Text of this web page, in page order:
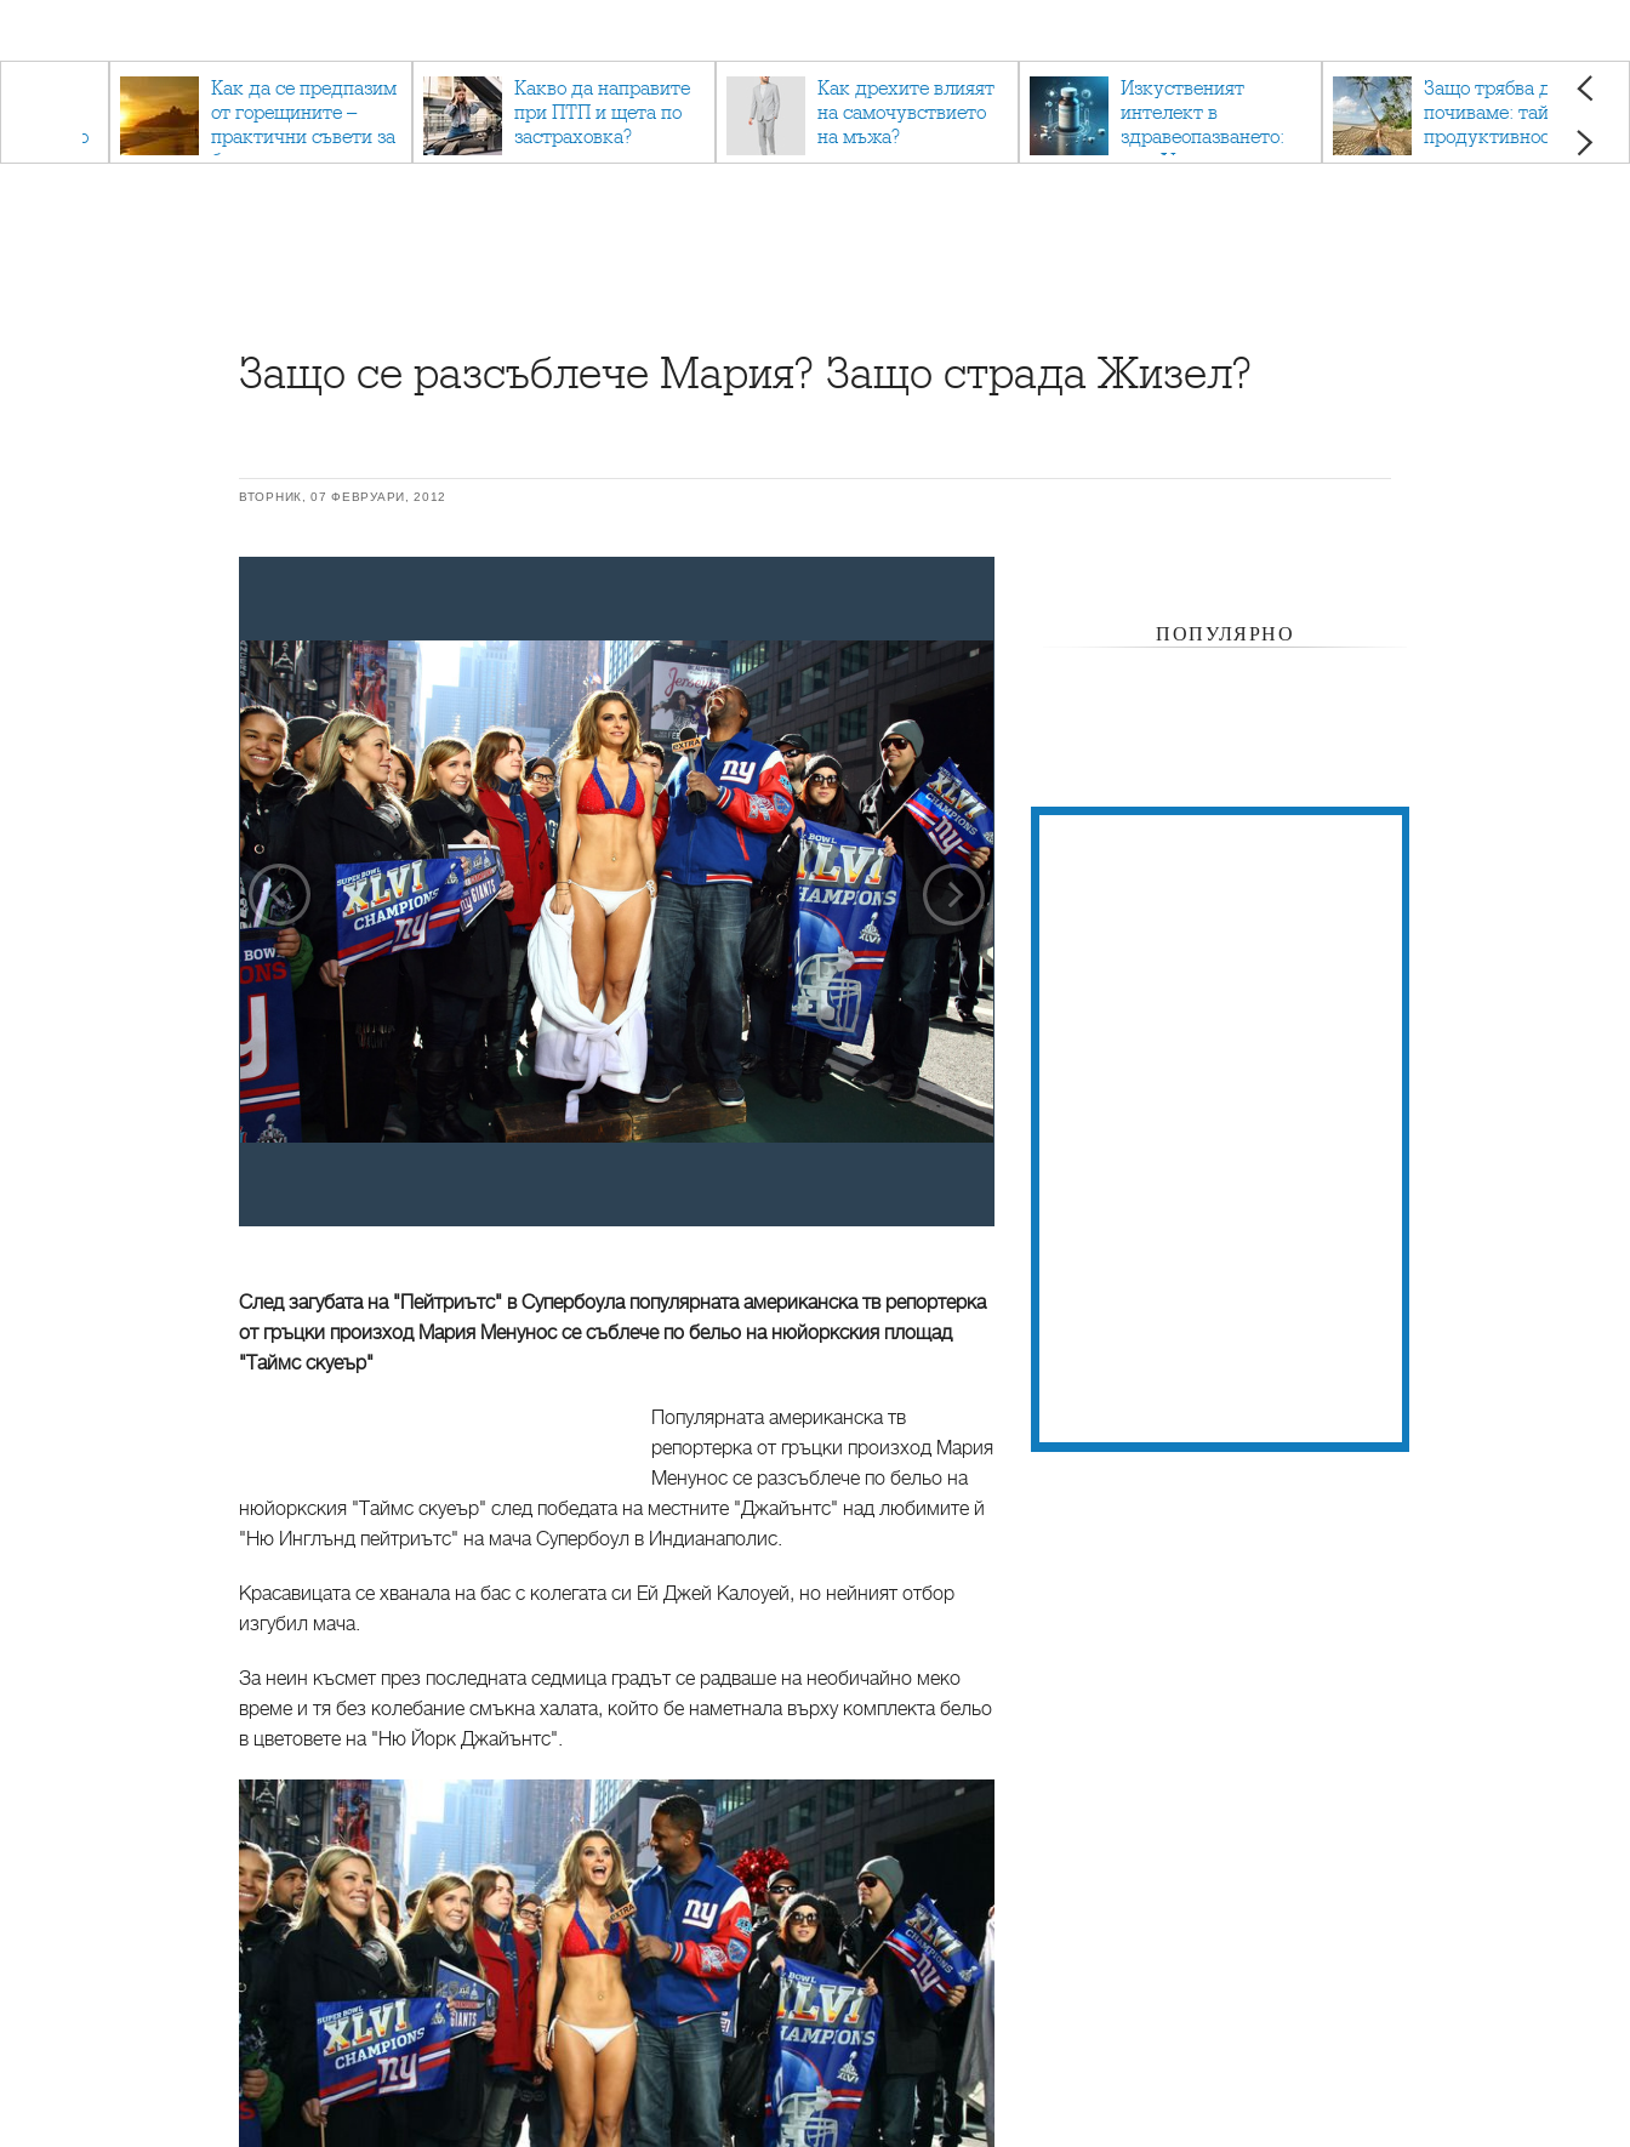
отново
Как да се предпазим
от горещините –
практични съвети за
безопасно лято
Какво да направите
при ПТП и щета по
застраховка?
Как дрехите влияят
на самочувствието
на мъжа?
Изкуственият
интелект в
здравеопазването:
как AI променя
Защо трябва да си
почиваме: тайната на
продуктивността,
здравето и добрия
Защо се разсъблече Мария? Защо страда Жизел?
ВТОРНИК, 07 ФЕВРУАРИ, 2012
След загубата на "Пейтриътс" в Супербоула популярната американска тв репортерка
от гръцки произход Мария Менунос се съблече по бельо на нюйоркския площад
"Таймс скуеър"
Популярната американска тв
репортерка от гръцки произход Мария
Менунос се разсъблече по бельо на
нюйоркския "Таймс скуеър" след победата на местните "Джайънтс" над любимите й
"Ню Инглънд пейтриътс" на мача Супербоул в Индианаполис.
Красавицата се хванала на бас с колегата си Ей Джей Калоуей, но нейният отбор
изгубил мача.
За неин късмет през последната седмица градът се радваше на необичайно меко
време и тя без колебание смъкна халата, който бе наметнала върху комплекта бельо
в цветовете на "Ню Йорк Джайънтс".
ПОПУЛЯРНО